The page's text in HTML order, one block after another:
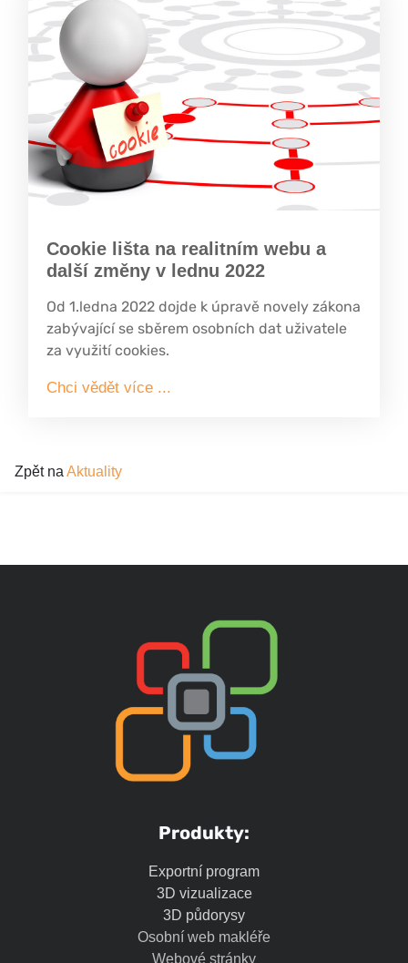
regionech až o 85%, tak posledních několik
týdnů naznačuje mírnou změnu v chování
zájemců o koupi nemovitostí.
Cookie lišta na realitním webu a
další změny v lednu 2022
Od 1.ledna 2022 dojde k úpravě novely zákona
zabývající se sběrem osobních dat uživatele
za využití cookies.
Chci vědět více ...
Zpět na Aktuality
Produkty:
Exportní program
3D vizualizace
3D půdorysy
Osobní web makléře
Webové stránky